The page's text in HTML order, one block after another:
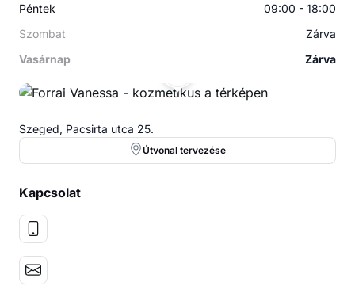
Péntek
09:00 - 18:00
Szombat
Zárva
Vasárnap
Zárva
Szeged, Pacsirta utca 25.
Útvonal tervezése
Kapcsolat